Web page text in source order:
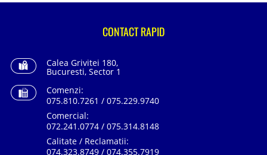
CONTACT RAPID
Calea Grivitei 180,
Bucuresti, Sector 1
Comenzi:
075.810.7261 / 075.229.9740
Comercial:
072.241.0774 / 075.314.8148
Calitate / Reclamatii:
074.323.8749 / 074.355.7919